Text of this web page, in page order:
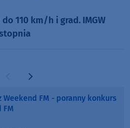
110 km/h i grad. IMGW
Poprzednia strona
Następna strona
Weekend FM - poranny konkurs
FM